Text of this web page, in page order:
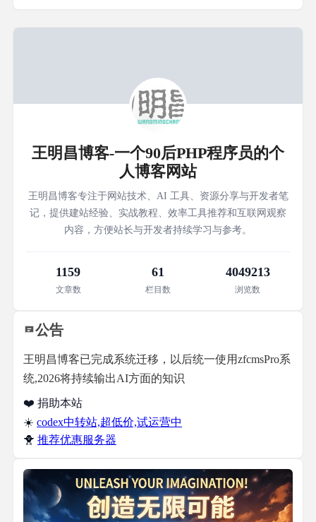
王明昌博客-一个90后PHP程序员的个
人博客网站
王明昌博客专注于网站技术、AI 工具、资源分享与开发者笔
记，提供建站经验、实战教程、效率工具推荐和互联网观察
内容，方便站长与开发者持续学习与参考。
1159
文章数
61
栏目数
4049213
浏览数
公告
王明昌博客已完成系统迁移，以后统一使用zfcmsPro系
统,2026将持续输出AI方面的知识
❤️ 捐助本站
☀️ codex中转站,超低价,试运营中
🐥 推荐优惠服务器